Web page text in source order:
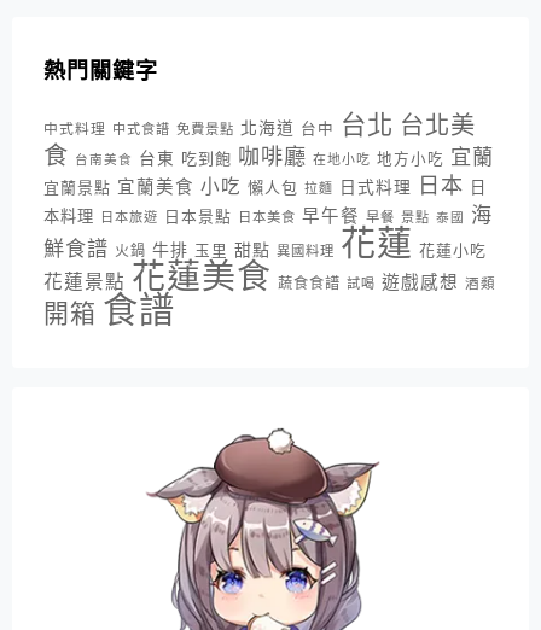
熱門關鍵字
中式料理 中式食譜 免費景點 北海道 台中 台北 台北美
食 台南美食 台東 吃到飽 咖啡廳 在地小吃 地方小吃 宜蘭
宜蘭景點 宜蘭美食 小吃 懶人包 拉麵 日式料理 日本 日
本料理
日本旅遊 日本景點 日本美食 早午餐 早餐 景點 泰國
海
鮮食譜 火鍋 牛排 玉里 甜點 異國料理 花蓮 花蓮小吃
花蓮景點 花蓮美食 蔬食食譜 試喝 遊戲感想 酒類
開箱 食譜